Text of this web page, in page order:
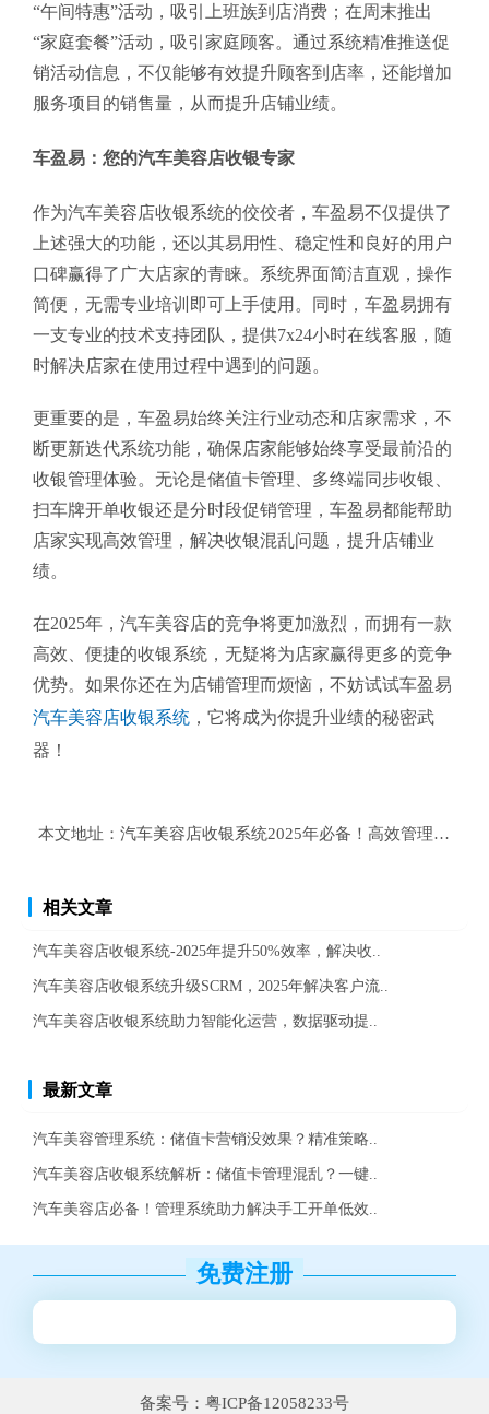
“午间特惠”活动，吸引上班族到店消费；在周末推出
“家庭套餐”活动，吸引家庭顾客。通过系统精准推送促
销活动信息，不仅能够有效提升顾客到店率，还能增加
服务项目的销售量，从而提升店铺业绩。
车盈易：您的汽车美容店收银专家
作为汽车美容店收银系统的佼佼者，车盈易不仅提供了
上述强大的功能，还以其易用性、稳定性和良好的用户
口碑赢得了广大店家的青睐。系统界面简洁直观，操作
简便，无需专业培训即可上手使用。同时，车盈易拥有
一支专业的技术支持团队，提供7x24小时在线客服，随
时解决店家在使用过程中遇到的问题。
更重要的是，车盈易始终关注行业动态和店家需求，不
断更新迭代系统功能，确保店家能够始终享受最前沿的
收银管理体验。无论是储值卡管理、多终端同步收银、
扫车牌开单收银还是分时段促销管理，车盈易都能帮助
店家实现高效管理，解决收银混乱问题，提升店铺业
绩。
在2025年，汽车美容店的竞争将更加激烈，而拥有一款
高效、便捷的收银系统，无疑将为店家赢得更多的竞争
优势。如果你还在为店铺管理而烦恼，不妨试试车盈易
汽车美容店收银系统 ，它将成为你提升业绩的秘密武
器！
本文地址： 汽车美容店收银系统2025年必备！高效管理，解
相关文章
汽车美容店收银系统-2025年提升50%效率，解决收..
汽车美容店收银系统升级SCRM，2025年解决客户流..
汽车美容店收银系统助力智能化运营，数据驱动提..
最新文章
汽车美容管理系统：储值卡营销没效果？精准策略..
汽车美容店收银系统解析：储值卡管理混乱？一键..
汽车美容店必备！管理系统助力解决手工开单低效..
免费注册
备案号：粤ICP备12058233号